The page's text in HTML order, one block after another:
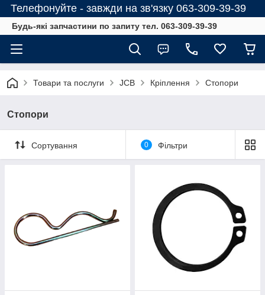
Телефонуйте - завжди на зв'язку 063-309-39-39
Будь-які запчастини по запиту тел. 063-309-39-39
Товари та послуги JCB Кріплення Стопори
Стопори
Сортування 0 Фільтри